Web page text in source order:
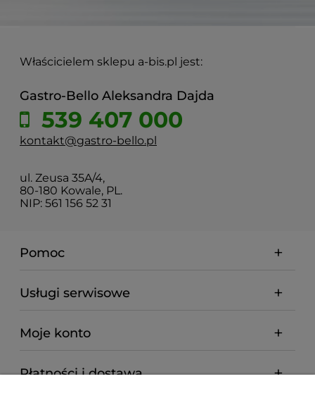
Właścicielem sklepu a-bis.pl jest:
Gastro-Bello Aleksandra Dajda
539 407 000
kontakt@gastro-bello.pl
ul. Zeusa 35A/4,
80-180 Kowale, PL.
NIP: 561 156 52 31
Pomoc
Usługi serwisowe
Moje konto
Płatności i dostawa